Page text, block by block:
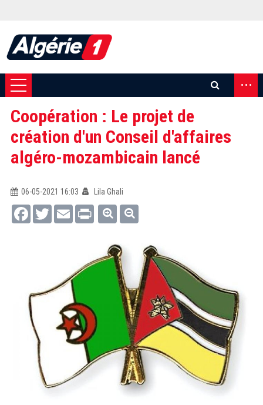
...
Coopération : Le projet de
création d'un Conseil d'affaires
algéro-mozambicain lancé
06-05-2021 16:03
Lila Ghali
FacebookTwitterEmail Print